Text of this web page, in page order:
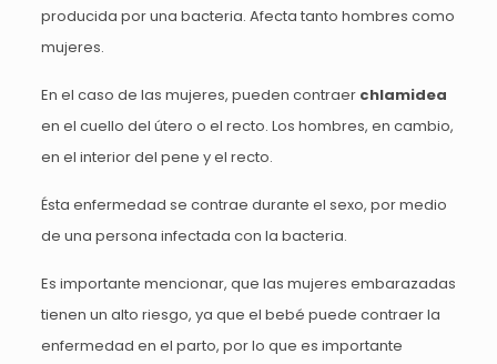
producida por una bacteria. Afecta tanto hombres como
mujeres.
En el caso de las mujeres, pueden contraer chlamidea
en el cuello del útero o el recto. Los hombres, en cambio,
en el interior del pene y el recto.
Ésta enfermedad se contrae durante el sexo, por medio
de una persona infectada con la bacteria.
Es importante mencionar, que las mujeres embarazadas
tienen un alto riesgo, ya que el bebé puede contraer la
enfermedad en el parto, por lo que es importante